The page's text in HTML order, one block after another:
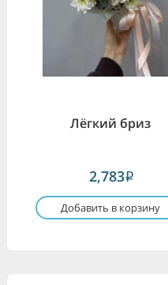
Лёгкий бриз
2,783i
Добавить в корзину